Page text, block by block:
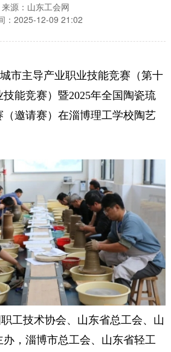
来源：山东工会网
：2025-12-09 21:02
市主导产业职业技能竞赛（第十
能竞赛）暨2025年全国陶瓷琉
邀请赛）在淄博理工学校陶艺
工技术协会、山东省总工会、山
，淄博市总工会、山东省轻工